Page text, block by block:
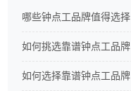
哪些钟点工品牌值得选择
如何挑选靠谱钟点工品牌
如何选择靠谱钟点工品牌